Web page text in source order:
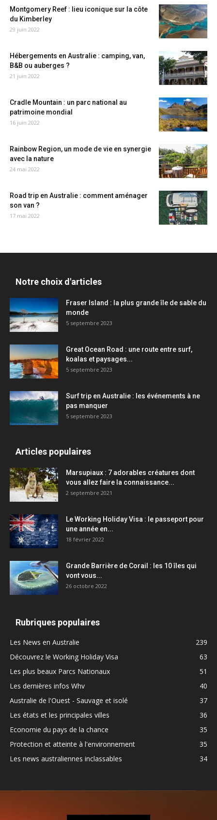
Montgomery Reef : lieu iconique sur la côte
du Kimberley
29 juin 2022
Hébergements en Australie : camping, van,
B&B ou auberges ?
21 juin 2022
Cradle Mountain : un parc national au
patrimoine mondial
16 juin 2022
Rainbow Region, un mode de vie en synergie
avec la nature
24 mai 2022
Road trip en Australie : comment aménager
son van ?
17 mai 2022
Notre choix d'articles
Fraser Island : la plus grande île de sable du
monde
5 septembre 2023
Great Ocean Road : une route entre surf,
koalas et paysages...
5 septembre 2023
Surf trip en Australie : les événements à ne
pas manquer
5 septembre 2023
Articles populaires
Marsupiaux : 7 adorables créatures dont
vous allez faire la connaissance...
2 septembre 2021
Le Working Holiday Visa : le passeport pour
une année en...
18 février 2022
Grande Barrière de Corail : les 10 îles qui
vont vous...
26 octobre 2022
Rubriques populaires
Les News en Australie
239
Découvrez le Working Holiday Visa
63
Les plus beaux Parcs Nationaux
51
Les dernières infos Whv
40
Australie de l'Ouest - Sauvage et isolé
37
Les états et les principales villes
36
Economie du pays de la chance
35
Protection et atteinte à l'environnement
35
Les news australiennes inclassables
34